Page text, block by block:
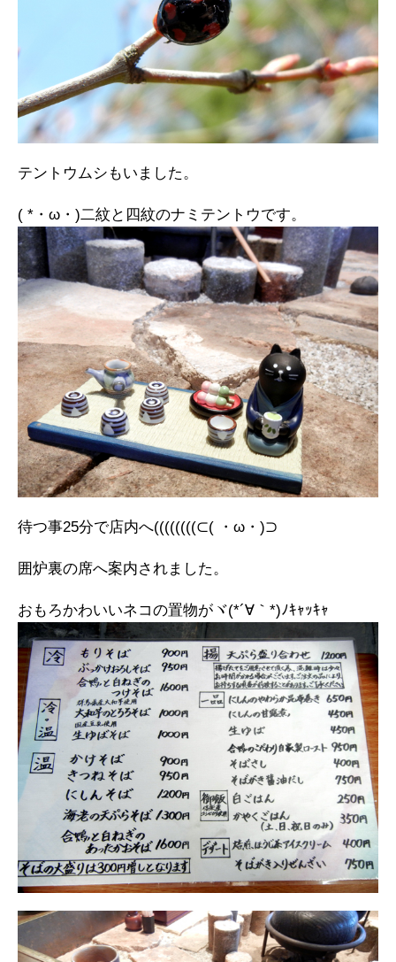
テントウムシもいました。
( *・ω・)二紋と四紋のナミテントウです。
待つ事25分で店内へ((((((((⊂( ・ω・)⊃
囲炉裏の席へ案内されました。
おもろかわいいネコの置物がヾ(*´∀｀*)ﾉｷｬｯｷｬ